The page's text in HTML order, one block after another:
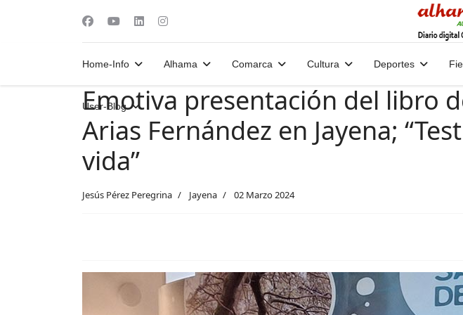
Home-Info Alhama Comarca Cultura Deportes
User-Blog
Emotiva presentación del libro
Arias Fernández en Jayena;
vida”
Jesús Pérez Peregrina Jayena 02 Marzo 2024